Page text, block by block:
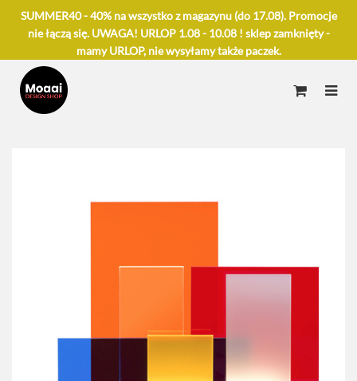
SUMMER40 - 40% na wszystko z magazynu (do 17.08). Promocje
nie łączą się. UWAGA! URLOP 1.08 - 10.08 ! sklep zamknięty -
mamy URLOP, nie wysyłamy także paczek.